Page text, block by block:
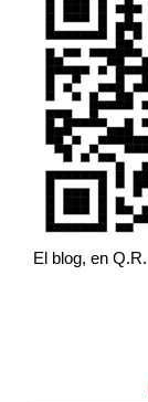
El blog, en Q.R.